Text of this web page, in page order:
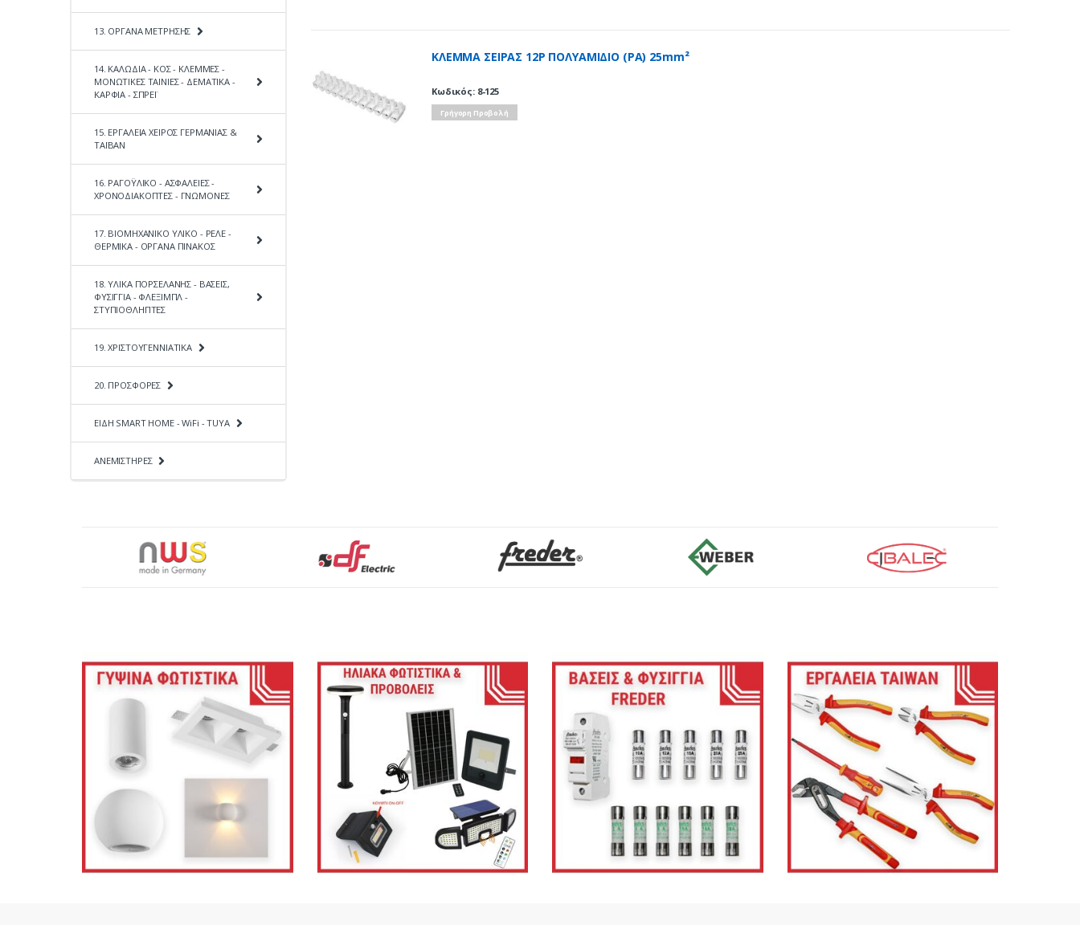
13. ΟΡΓΑΝΑ ΜΕΤΡΗΣΗΣ
14. ΚΑΛΩΔΙΑ - ΚΟΣ - ΚΛΕΜΜΕΣ -
ΜΟΝΩΤΙΚΕΣ ΤΑΙΝΙΕΣ - ΔΕΜΑΤΙΚΑ -
ΚΑΡΦΙΑ - ΣΠΡΕΪ
15. ΕΡΓΑΛΕΙΑ ΧΕΙΡΟΣ ΓΕΡΜΑΝΙΑΣ &
ΤΑΪΒΑΝ
16. ΡΑΓΟΫΛΙΚΟ - ΑΣΦΑΛΕΙΕΣ -
ΧΡΟΝΟΔΙΑΚΟΠΤΕΣ - ΓΝΩΜΟΝΕΣ
17. ΒΙΟΜΗΧΑΝΙΚΟ ΥΛΙΚΟ - ΡΕΛΕ -
ΘΕΡΜΙΚΑ - ΟΡΓΑΝΑ ΠΙΝΑΚΟΣ
18. ΥΛΙΚΑ ΠΟΡΣΕΛΑΝΗΣ - ΒΑΣΕΙΣ,
ΦΥΣΙΓΓΙΑ - ΦΛΕΞΙΜΠΛ -
ΣΤΥΠΙΟΘΛΗΠΤΕΣ
19. ΧΡΙΣΤΟΥΓΕΝΝΙΑΤΙΚΑ
20. ΠΡΟΣΦΟΡΕΣ
ΕΙΔΗ SMART HOME - WiFi - TUYA
ΑΝΕΜΙΣΤΗΡΕΣ
ΚΛΕΜΜΑ ΣΕΙΡΑΣ 12Ρ ΠΟΛΥΑΜΙΔΙΟ (ΡΑ) 25mm²
Κωδικός: 8-125
Γρήγορη Προβολή